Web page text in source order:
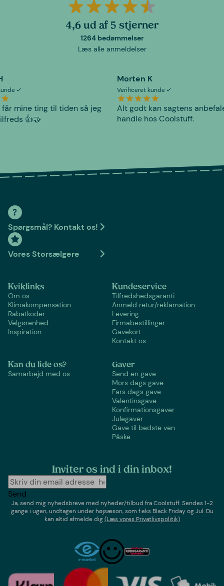
4,6 ud af 5 stjerner
1264 bedømmelser
Læs alle anmeldelser
får mine ting til tiden så jeg
👍🤝
Morten K
Verificeret kunde
Alt godt kan sagtens
handle hos Coolstuff.
Spørgsmål? Kontakt os!
Vores Storsælgere
Kviklinks
Om os
Klimakompensation
Rabatkoder
Velgørenhed
Inspiration
Kundeservice
Tilfredshedsgaranti
Anmeld retur/reklamation
Levering
Firmabestillinger
Gavekort
Kontakt os
Kan du lide os?
Samarbejd med os
Gaver
Send en gave
Mors dags gave
Fars dags gave
Valentinsgave
Konfirmationsgaver
Julegaver
Gave til bedste ven
Påske
Inviter os ind i din inbox!
Send
Ja, send mig nyhedsbreve med nyheder/tilbud fraCoolstuff. Sendes 1-2
gange i ugen,undtagen under højsæson, som f.eks Black Friday og Jul. Du
kan altid afmelde dig(Læs vores Privatlivspolitik)